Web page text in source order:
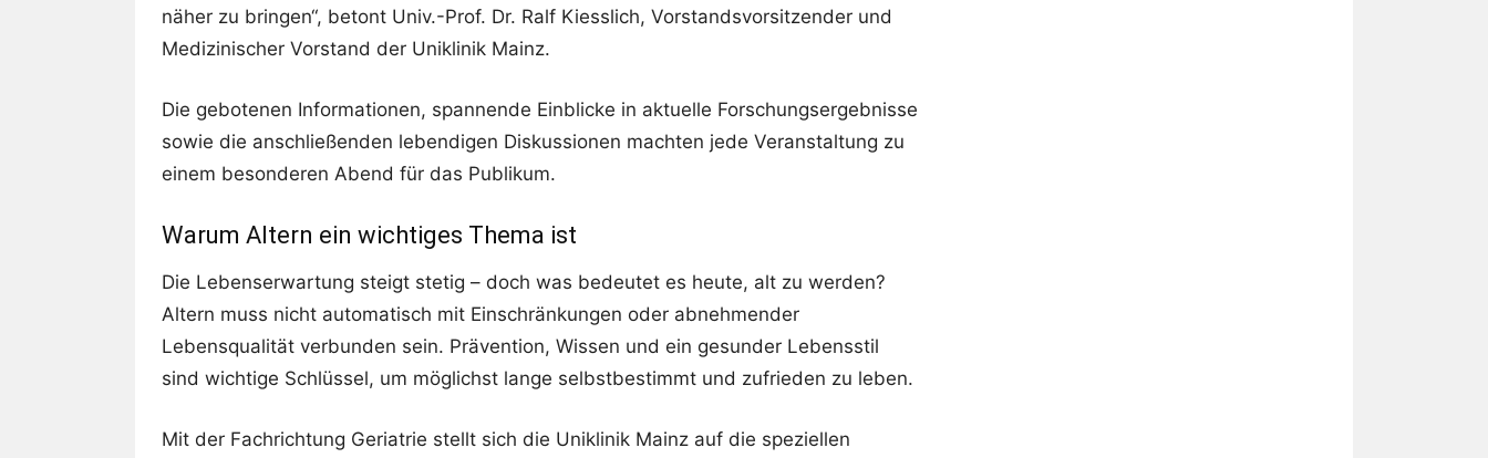
näher zu bringen“, betont Univ.-Prof. Dr. Ralf Kiesslich, Vorstandsvorsitzender und
Medizinischer Vorstand der Uniklinik Mainz.
Die gebotenen Informationen, spannende Einblicke in aktuelle Forschungsergebnisse
sowie die anschließenden lebendigen Diskussionen machten jede Veranstaltung zu
einem besonderen Abend für das Publikum.
Warum Altern ein wichtiges Thema ist
Die Lebenserwartung steigt stetig – doch was bedeutet es heute, alt zu werden?
Altern muss nicht automatisch mit Einschränkungen oder abnehmender
Lebensqualität verbunden sein. Prävention, Wissen und ein gesunder Lebensstil
sind wichtige Schlüssel, um möglichst lange selbstbestimmt und zufrieden zu leben.
Mit der Fachrichtung Geriatrie stellt sich die Uniklinik Mainz auf die speziellen